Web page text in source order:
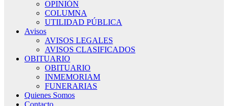
OPINIÓN
COLUMNA
UTILIDAD PÚBLICA
Avisos
AVISOS LEGALES
AVISOS CLASIFICADOS
OBITUARIO
OBITUARIO
INMEMORIAM
FUNERARIAS
Quienes Somos
Contacto